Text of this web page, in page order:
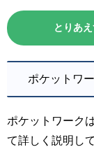
とりあ
ポケットワ
ポケットワーク
て詳しく説明し